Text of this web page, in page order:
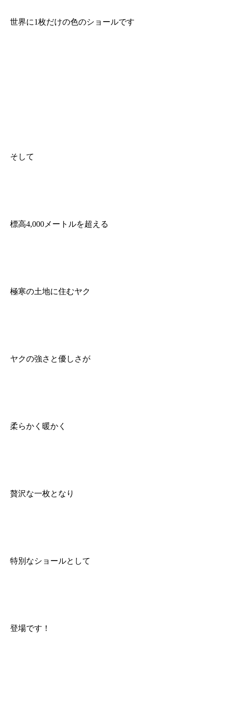
世界に1枚だけの色のショールです
そして
標高4,000メートルを超える
極寒の土地に住むヤク
ヤクの強さと優しさが
柔らかく暖かく
贅沢な一枚となり
特別なショールとして
登場です！